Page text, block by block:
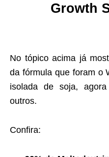
Growth
No tópico acima já
da fórmula que foram o
isolada de soja,
outros.
Confira: